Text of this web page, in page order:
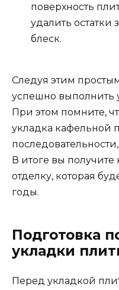
поверхность
удалить остатки
блеск.
Следуя этим
успешно выполнить
При этом помните,
укладка кафельной
В итоге вы
отделку, которая
годы.
Подготовка
укладки
Перед укладкой